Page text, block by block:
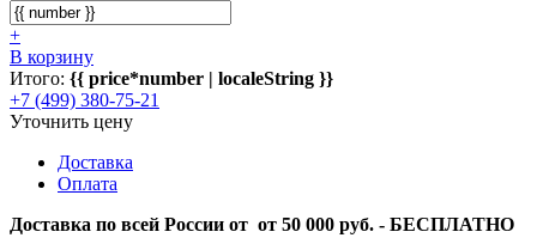
+
В корзину
Итого: {{ price*number | localeString }}
+7 (499) 380-75-21
Уточнить цену
Доставка
Оплата
Доставка по всей России от от 50 000 руб. - БЕСПЛАТНО